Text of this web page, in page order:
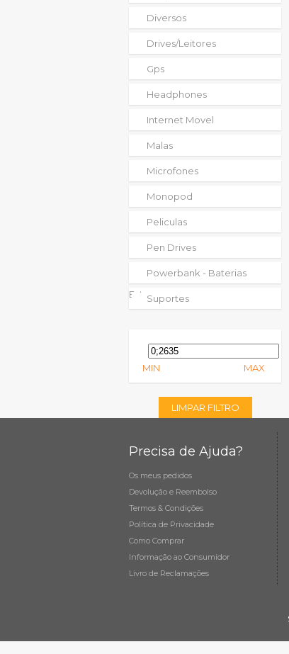
Diversos
Drives/leitores
Gps
Headphones
Internet Movel
Malas
Microfones
Monopod
Peliculas
Pen Drives
Powerbank - Baterias
ExternasSuportes
MIN MAX
LIMPAR FILTRO
Precisa de Ajuda?
Os meus pedidos
Devolução e Reembolso
Termos & Condições
Política de Privacidade
Como Comprar
Informação ao Consumidor
Livro de Reclamações